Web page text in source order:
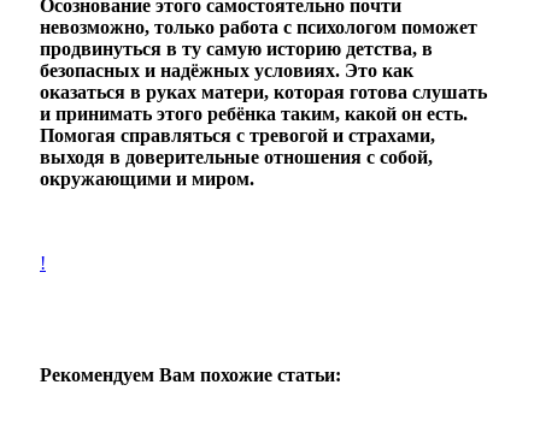
Осознование этого самостоятельно почти
невозможно, только работа с психологом поможет
продвинуться в ту самую историю детства, в
безопасных и надёжных условиях. Это как
оказаться в руках матери, которая готова слушать
и принимать этого ребёнка таким, какой он есть.
Помогая справляться с тревогой и страхами,
выходя в доверительные отношения с собой,
окружающими и миром.
!
Рекомендуем Вам похожие статьи: